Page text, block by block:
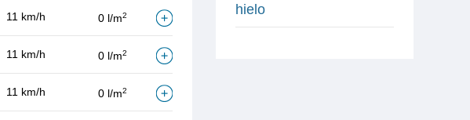
11 km/h 0 l/m2
11 km/h 0 l/m2
11 km/h 0 l/m2
hielo